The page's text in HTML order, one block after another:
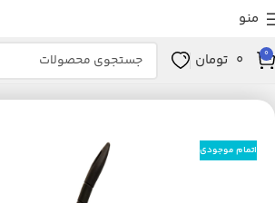
منو
0
0 تومان
و آشپزخانه آشپزخانه لوازم پخت و پز
اتمام موجودی